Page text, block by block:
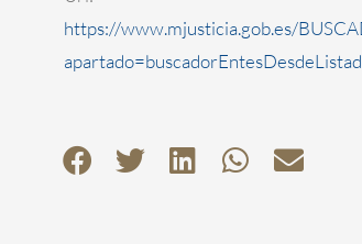
https://www.mjusticia.gob.es/